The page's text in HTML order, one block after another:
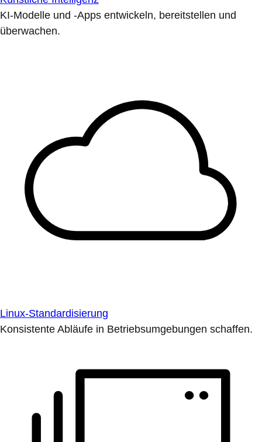
KI-Modelle und -Apps entwickeln, bereitstellen und
überwachen.
Linux-Standardisierung
Konsistente Abläufe in Betriebsumgebungen schaffen.